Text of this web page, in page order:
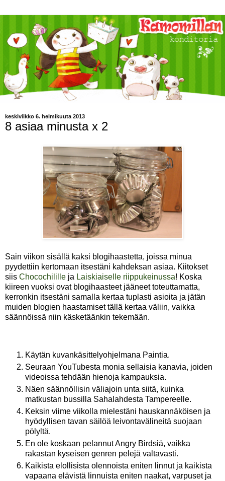
keskiviikko 6. helmikuuta 2013
8 asiaa minusta x 2
Sain viikon sisällä kaksi blogihaastetta, joissa minua
pyydettiin kertomaan itsestäni kahdeksan asiaa. Kiitokset
siis Chocochilille ja Laiskiaiselle riippukeinussa! Koska
kiireen vuoksi ovat blogihaasteet jääneet toteuttamatta,
kerronkin itsestäni samalla kertaa tuplasti asioita ja jätän
muiden blogien haastamiset tällä kertaa väliin, vaikka
säännöissä niin käsketäänkin tekemään.
Käytän kuvankäsittelyohjelmana Paintia.
Seuraan YouTubesta monia sellaisia kanavia, joiden
videoissa tehdään hienoja kampauksia.
Näen säännöllisin väliajoin unta siitä, kuinka
matkustan bussilla Sahalahdesta Tampereelle.
Keksin viime viikolla mielestäni hauskannäköisen ja
hyödyllisen tavan säilöä leivontavälineitä suojaan
pölyltä.
En ole koskaan pelannut Angry Birdsiä, vaikka
rakastan kyseisen genren pelejä valtavasti.
Kaikista elollisista olennoista eniten linnut ja kaikista
vapaana elävistä linnuista eniten naakat, varpuset ja